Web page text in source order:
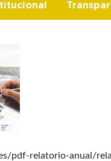
pdf-relatorio-anual/